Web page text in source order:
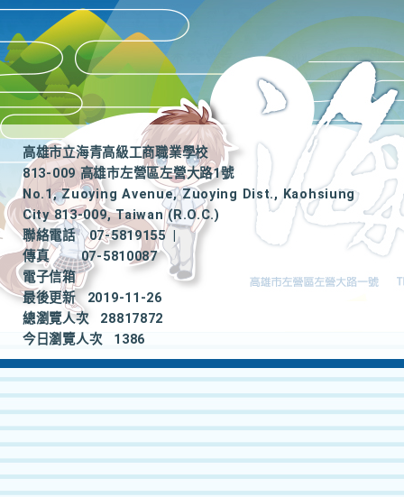
高雄市立海青高級工商職業學校
813-009 高雄市左營區左營大路1號
No.1, Zuoying Avenue, Zuoying Dist., Kaohsiung
City 813-009, Taiwan (R.O.C.)
聯絡電話
07-5819155
|
傳真
07-5810087
電子信箱
最後更新
2019-11-26
總瀏覽人次
28817872
今日瀏覽人次
1386